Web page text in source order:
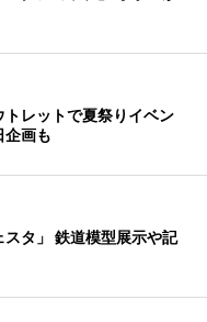
レットで夏祭りイベン
画も
タ」 鉄道模型展示や記